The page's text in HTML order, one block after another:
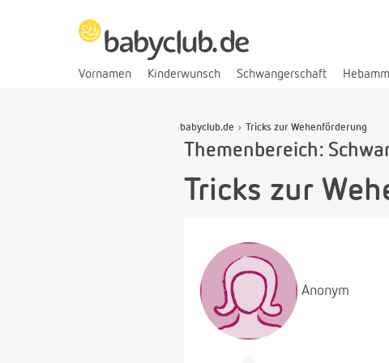
Vornamen Kinderwunsch Schwangerschaft
babyclub.de Tricks zur Wehenförderung
Themenbereich:
Tricks zur
Anonym